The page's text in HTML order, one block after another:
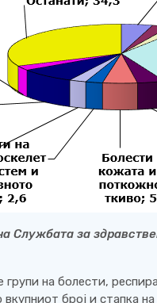
Службата за
на болести,
број и стапка